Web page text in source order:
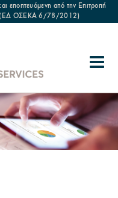
εποπτευόμενη από την Επιτροπή
(ΕΔ ΟΣΕΚΑ 6/78/2012)